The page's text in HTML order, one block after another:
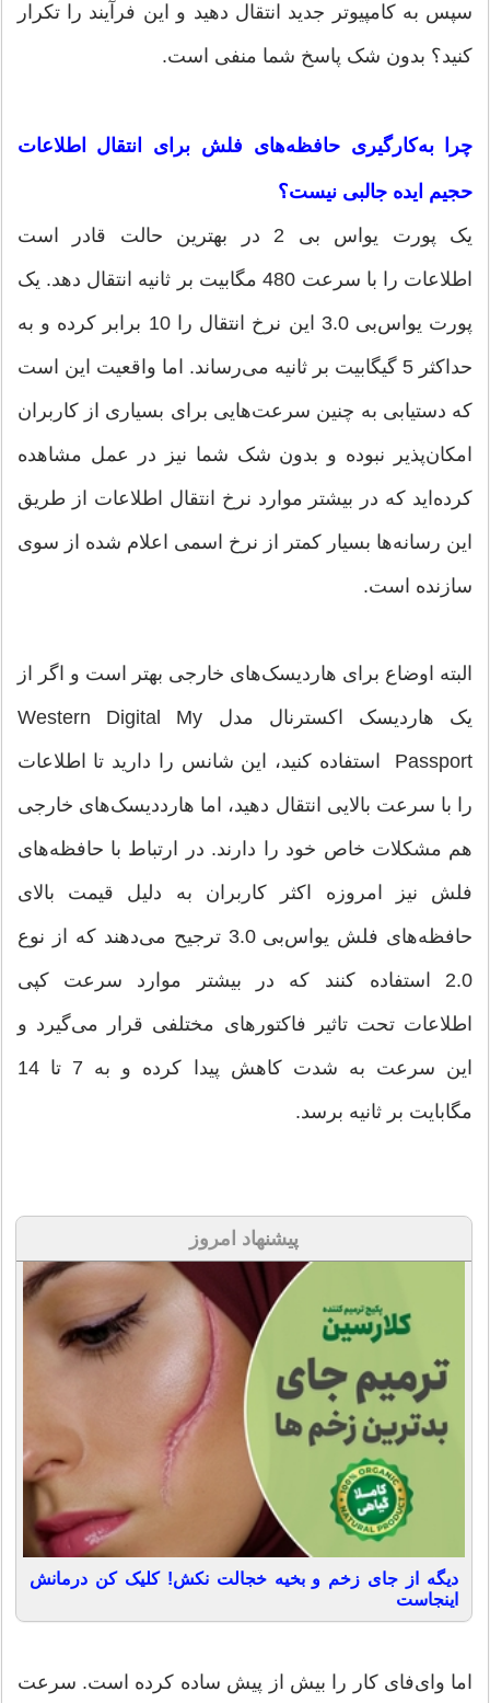
سپس به کامپیوتر جدید انتقال دهید و این فرآیند را تکرار
کنید؟ بدون شک پاسخ شما منفی است.
چرا به‌کارگیری حافظه‌های فلش برای انتقال اطلاعات
حجیم ایده جالبی نیست؟
یک پورت یو‌اس بی 2 در بهترین حالت قادر است
اطلاعات را با سرعت 480 مگابیت بر ثانیه انتقال دهد. یک
پورت یو‌اس‌بی 3.0 این نرخ انتقال را 10 برابر کرده و به
حداکثر 5 گیگابیت بر ثانیه می‌رساند. اما واقعیت این است
که دستیابی به چنین سرعت‌هایی برای بسیاری از کاربران
امکان‌پذیر نبوده و بدون شک شما نیز در عمل مشاهده
کرده‌اید که در بیشتر موارد نرخ انتقال اطلاعات از طریق
این رسانه‌ها بسیار کمتر از نرخ اسمی اعلام شده از سوی
سازنده است.
البته اوضاع برای هاردیسک‌های خارجی بهتر است و اگر از
یک هاردیسک اکسترنال مدل Western Digital My
Passport استفاده کنید، این شانس را دارید تا اطلاعات
را با سرعت بالایی انتقال دهید، اما هارددیسک‌های خارجی
هم مشکلات خاص خود را دارند. در ارتباط با حافظه‌‌های
فلش نیز امروزه اکثر کاربران به دلیل قیمت بالای
حافظه‌های فلش یو‌اس‌بی 3.0 ترجیح می‌دهند که از نوع
2.0 استفاده کنند که در بیشتر موارد سرعت کپی
اطلاعات تحت تاثیر فاکتورهای مختلفی قرار می‌گیرد و
این سرعت به شدت کاهش پیدا کرده و به 7 تا 14
مگابایت بر ثانیه برسد.
پیشنهاد امروز
دیگه از جای زخم و بخیه خجالت نکش! کلیک کن درمانش
اینجاست
اما وای‌فای کار را بیش از پیش ساده کرده است. سرعت